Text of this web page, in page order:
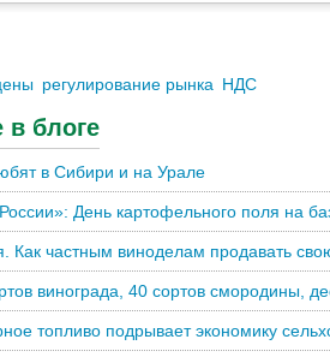
регулирование рынка НДС
в блоге
в Сибири и на Урале
День картофельного поля на
Как частным виноделам продавать
винограда, 40 сортов смородины,
топливо подрывает экономику